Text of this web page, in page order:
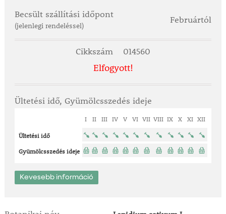
Becsült szállítási időpont
(jelenlegi rendeléssel)
Februártól
Cikkszám 014560
Elfogyott!
Ültetési idő, Gyümölcsszedés ideje
I II III IV V VI VII VIII IX X XI XII
Ültetési idő
Gyümölcsszedés ideje
Kevesebb információ